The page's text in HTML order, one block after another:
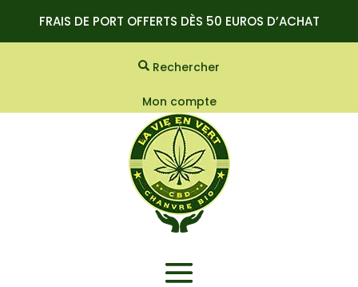
FRAIS DE PORT OFFERTS DÈS 50 EUROS D’ACHAT
Rechercher
Mon compte